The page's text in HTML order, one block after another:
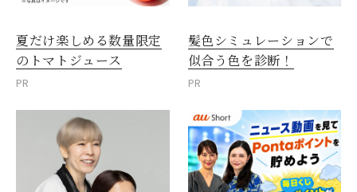
夏だけ楽しめる数量限定
のトマトジュース
PR
髪色シミュレーションで
似合う色を診断！
PR